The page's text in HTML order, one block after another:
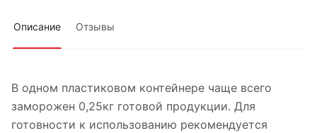
Описание Отзывы
В одном пластиковом контейнере чаще всего
заморожен 0,25кг готовой продукции. Для
готовности к использованию рекомендуется